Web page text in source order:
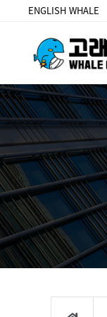
ENGLISH WHALE